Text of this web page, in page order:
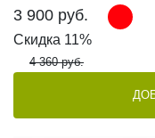
3 900 руб.
Скидка 11%
4 360 руб.